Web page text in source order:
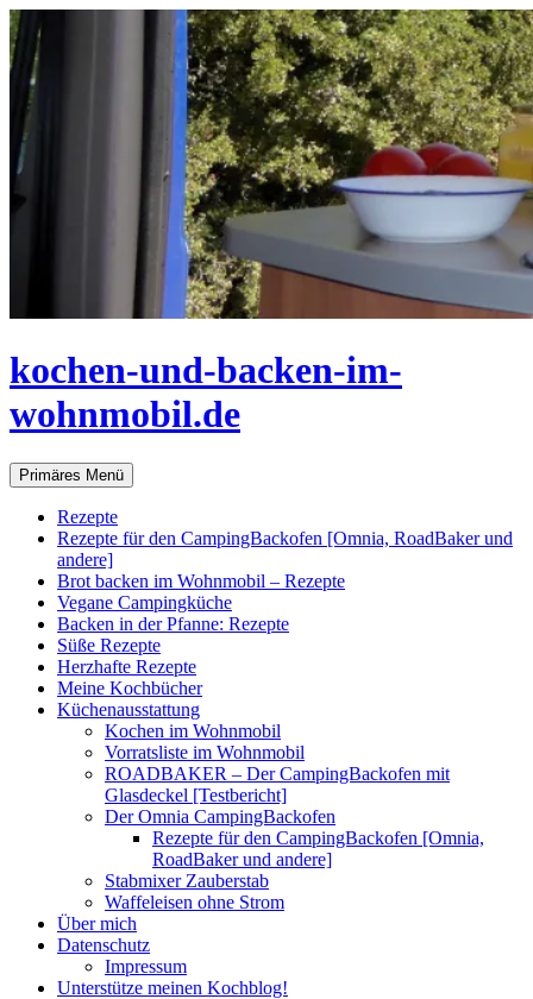
Zum
Inhalt
springen
kochen-und-backen-im-
wohnmobil.de
Suchen
Primäres Menü
Rezepte
Rezepte für den CampingBackofen [Omnia, RoadBaker und
andere]
Brot backen im Wohnmobil – Rezepte
Vegane Campingküche
Backen in der Pfanne: Rezepte
Süße Rezepte
Herzhafte Rezepte
Meine Kochbücher
Küchenausstattung
Kochen im Wohnmobil
Vorratsliste im Wohnmobil
ROADBAKER – Der CampingBackofen mit
Glasdeckel [Testbericht]
Der Omnia CampingBackofen
Rezepte für den CampingBackofen [Omnia,
RoadBaker und andere]
Stabmixer Zauberstab
Waffeleisen ohne Strom
Über mich
Datenschutz
Impressum
Unterstütze meinen Kochblog!